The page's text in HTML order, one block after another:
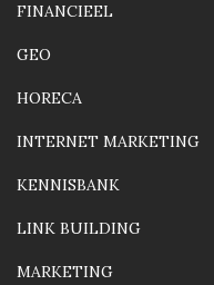
FINANCIEEL
GEO
HORECA
INTERNET MARKETING
KENNISBANK
LINK BUILDING
MARKETING